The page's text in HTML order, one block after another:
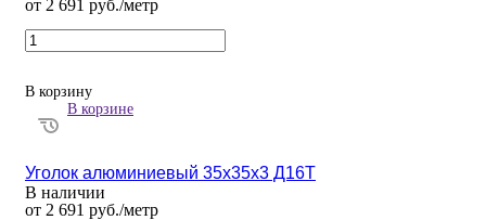
от 2 691 руб./метр
В корзину
В корзине
Уголок алюминиевый 35х35х3 Д16Т
В наличии
от 2 691 руб./метр